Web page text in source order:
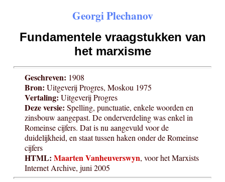
Georgi Plechanov
Fundamentele vraagstukken van
het marxisme
Geschreven: 1908
Bron: Uitgeverij Progres, Moskou 1975
Vertaling: Uitgeverij Progres
Deze versie: Spelling, punctuatie, enkele woorden en
zinsbouw aangepast. De onderverdeling was enkel in
Romeinse cijfers. Dat is nu aangevuld voor de
duidelijkheid, en staat tussen haken onder de Romeinse
cijfers
HTML: Maarten Vanheuverswyn, voor het Marxists
Internet Archive, juni 2005